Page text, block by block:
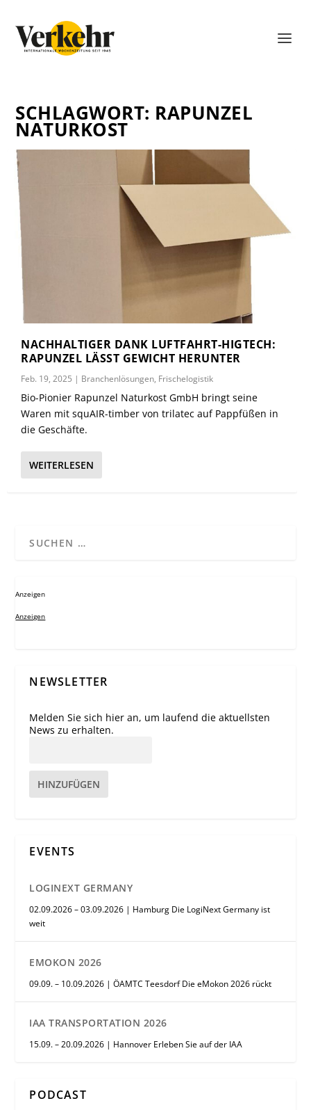
SCHLAGWORT: RAPUNZEL
NATURKOST
NACHHALTIGER DANK LUFTFAHRT-HIGTECH:
RAPUNZEL LÄSST GEWICHT HERUNTER
Feb. 19, 2025 | Branchenlösungen, Frischelogistik
Bio-Pionier Rapunzel Naturkost GmbH bringt seine
Waren mit squAIR-timber von trilatec auf Pappfüßen in
die Geschäfte.
WEITERLESEN
Anzeigen
Anzeigen
NEWSLETTER
Melden Sie sich hier an, um laufend die aktuellsten
News zu erhalten.
HINZUFÜGEN
EVENTS
LOGINEXT GERMANY
02.09.2026 – 03.09.2026 | Hamburg Die LogiNext Germany ist
weit
EMOKON 2026
09.09. – 10.09.2026 | ÖAMTC Teesdorf Die eMokon 2026 rückt
IAA TRANSPORTATION 2026
15.09. – 20.09.2026 | Hannover Erleben Sie auf der IAA
PODCAST